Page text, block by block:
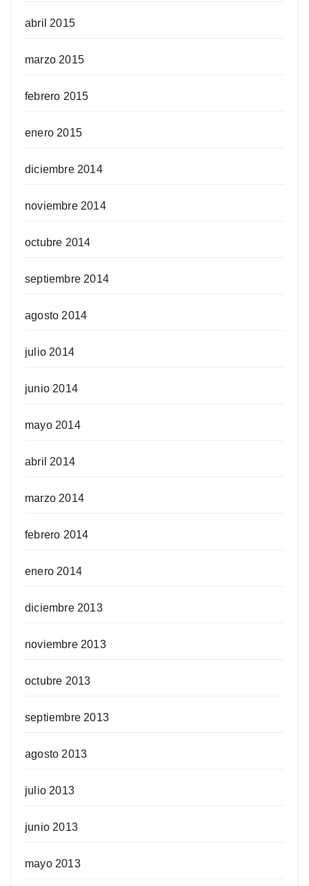
abril 2015
marzo 2015
febrero 2015
enero 2015
diciembre 2014
noviembre 2014
octubre 2014
septiembre 2014
agosto 2014
julio 2014
junio 2014
mayo 2014
abril 2014
marzo 2014
febrero 2014
enero 2014
diciembre 2013
noviembre 2013
octubre 2013
septiembre 2013
agosto 2013
julio 2013
junio 2013
mayo 2013